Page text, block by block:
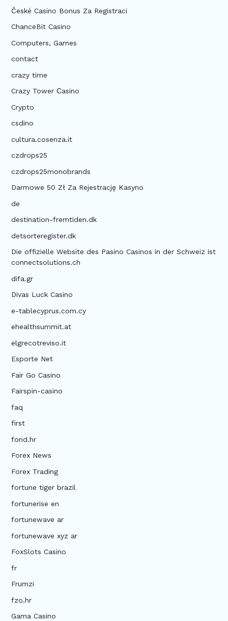
České Casino Bonus Za Registraci
ChanceBit Casino
Computers, Games
contact
crazy time
Crazy Tower Сasino
Crypto
csdino
cultura.cosenza.it
czdrops25
czdrops25monobrands
Darmowe 50 Zł Za Rejestrację Kasyno
de
destination-fremtiden.dk
detsorteregister.dk
Die offizielle Website des Pasino Casinos in der Schweiz ist
connectsolutions.ch
difa.gr
Divas Luck Casino
e-tablecyprus.com.cy
ehealthsummit.at
elgrecotreviso.it
Esporte Net
Fair Go Casino
Fairspin-casino
faq
first
fond.hr
Forex News
Forex Trading
fortune tiger brazil
fortunerise en
fortunewave ar
fortunewave xyz ar
FoxSlots Casino
fr
Frumzi
fzo.hr
Gama Casino